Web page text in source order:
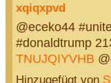
xqiqxpvd
@eceko44
#donaldtrump
TNUJQIYVHB
Hinzugefügt von